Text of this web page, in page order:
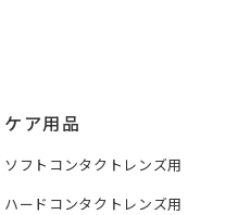
ケア用品
ソフトコンタクトレンズ用
ハードコンタクトレンズ用